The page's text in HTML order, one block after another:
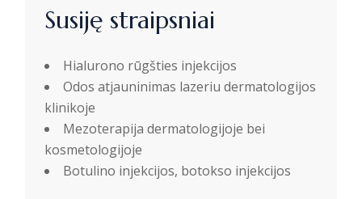
Susiję straipsniai
Hialurono rūgšties injekcijos
Odos atjauninimas lazeriu dermatologijos
klinikoje
Mezoterapija dermatologijoje bei
kosmetologijoje
Botulino injekcijos, botokso injekcijos